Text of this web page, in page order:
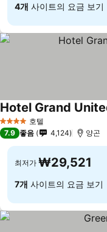
4개 사이트의 요금 보기
4 성급 호텔
Hotel Grand
7.9 좋음 4,124 양곤
최저가 ₩29,521
7개 사이트의 요금 보기